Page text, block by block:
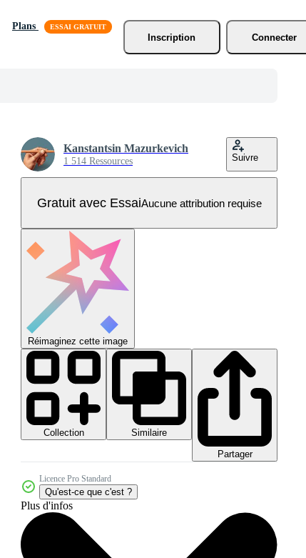
Plans
Inscription
Connecter
Kanstantsin Mazurkevich
1 514 Ressources Suivre
Gratuit avec EssaiAucune attribution requise
Réimaginez cette image
Collection
Similaire
Partager
Licence Pro Standard
Qu'est-ce que c'est ?
Plus d'infos